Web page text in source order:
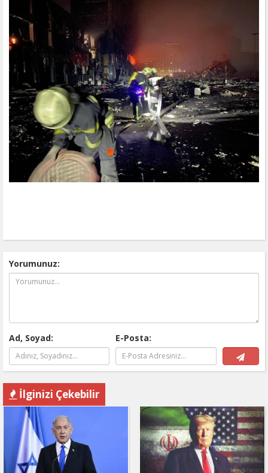
Yorumunuz:
Ad, Soyad: E-Posta:
İlginizi Çekebilir